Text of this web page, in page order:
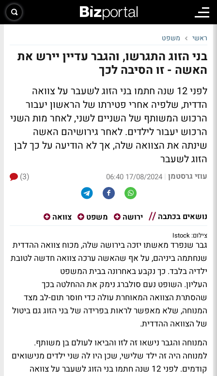
ראשי משפט
בני הזוג התגרשו, והגבר עדיין יירש את
האשה - זו הסיבה לכך
לפני 12 שנה חתמו בני הזוג לשעבר על צוואה
הדדית, שלפיה אחרי פטירתו של הראשון יעבור
הרכוש המשותף של השניים לשני, לאחר מות השני
הרכוש יעבור לילדים. לאחר גירושיהם האשה
שינתה את הצוואה שלה, אך לא הודיעה על כך לבן
הזוג לשעבר
עוזי גרסטמן |
17/08/2024 06:40
(3)
נושאים בכתבה ירושה משפט צוואה
צילום: Istock
גבר שנפרד מאשתו יזכה בירושה שלה, מכוח צוואה ההדדית
שנחתמה ביניהם, על אף שהאשה ערכה צוואה חדשה לטובת
ילדיה בלבד. כך נקבע באחרונה בבית המשפט
העליון. השופט נעם סולברג נימק את ההחלטה בכך
שהסתרת הצוואה המאוחרת עולה כדי חוסר תום-לב מצד
המנוחה, שלא מאפשר לראות בפרידה של בני הזוג גם ביטול
של הצוואה ההדדית.
המנוחה והגבר נישאו זה לזו והביאו לעולם בן משותף.
למנוחה היה זה ילד שלישי, שכן היו לה שני ילדים מנישואים
קודמים. לפני 12 שנה חתמו בני הזוג לשעבר על צוואה